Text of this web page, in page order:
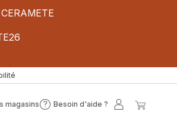
magasins Besoin d'aide ?
Besoin
Mon